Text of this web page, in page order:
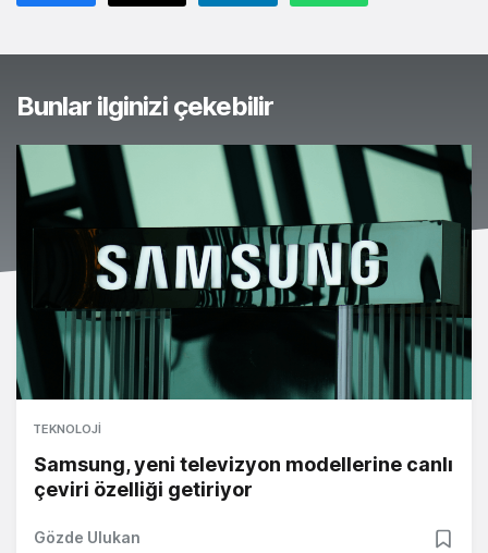
Bunlar ilginizi çekebilir
TEKNOLOJI
Samsung, yeni televizyon modellerine canlı
çeviri özelliği getiriyor
Gözde Ulukan